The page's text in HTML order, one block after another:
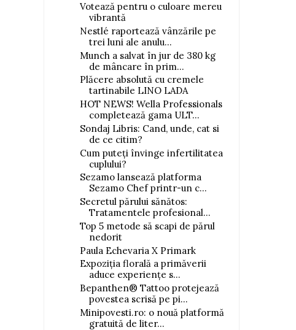
Votează pentru o culoare mereu
vibrantă
Nestlé raportează vânzările pe
trei luni ale anulu...
Munch a salvat în jur de 380 kg
de mâncare în prim...
Plăcere absolută cu cremele
tartinabile LINO LADA
HOT NEWS! Wella Professionals
completează gama ULT...
Sondaj Libris: Cand, unde, cat si
de ce citim?
Cum puteți învinge infertilitatea
cuplului?
Sezamo lansează platforma
Sezamo Chef printr-un c...
Secretul părului sănătos:
Tratamentele profesional...
Top 5 metode să scapi de părul
nedorit
Paula Echevaria X Primark
Expoziția florală a primăverii
aduce experiențe s...
Bepanthen® Tattoo protejează
povestea scrisă pe pi...
Minipovesti.ro: o nouă platformă
gratuită de liter...